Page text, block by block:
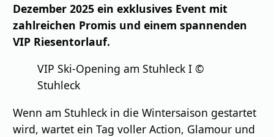
Dezember 2025 ein exklusives Event mit
zahlreichen Promis und einem spannenden
VIP Riesentorlauf.
VIP Ski-Opening am Stuhleck I ©
Stuhleck
Wenn am Stuhleck in die Wintersaison gestartet
wird, wartet ein Tag voller Action, Glamour und